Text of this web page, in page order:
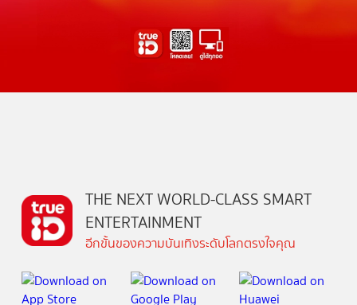
THE NEXT WORLD-CLASS SMART
ENTERTAINMENT
อีกขั้นของความบันเทิงระดับโลกตรงใจคุณ